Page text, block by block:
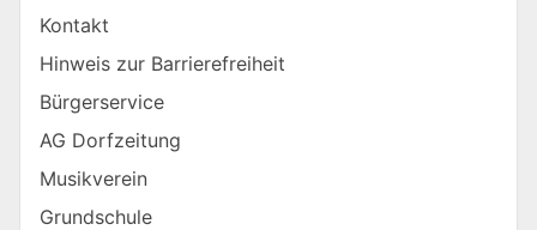
Kontakt
Hinweis zur Barrierefreiheit
Bürgerservice
AG Dorfzeitung
Musikverein
Grundschule